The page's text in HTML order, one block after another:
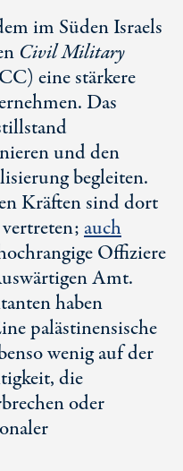
im Süden Israels
Civil Military
eine stärkere
Das
und den
begleiten.
Kräften sind dort
auch
Offiziere
Amt.
haben
palästinensische
wenig auf der
die
oder